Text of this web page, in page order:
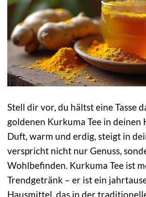
Stell dir vor, du hältst eine Tasse
goldenen Kurkuma Tee in deinen
Duft, warm und erdig, steigt in
verspricht nicht nur Genuss,
Wohlbefinden. Kurkuma Tee ist
Trendgetränk – er ist ein
Hausmittel, das in der